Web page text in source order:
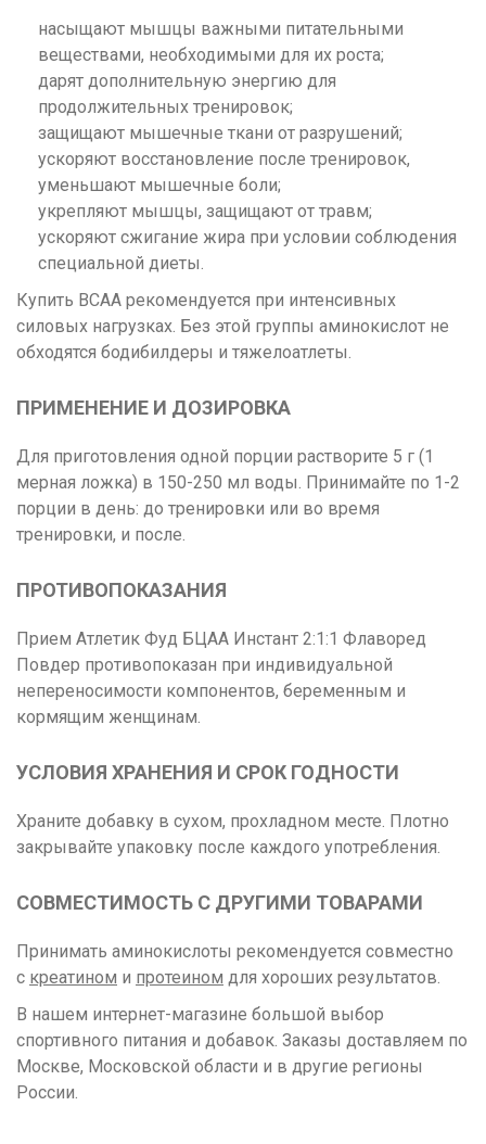
насыщают мышцы важными питательными
веществами, необходимыми для их роста;
дарят дополнительную энергию для
продолжительных тренировок;
защищают мышечные ткани от разрушений;
ускоряют восстановление после тренировок,
уменьшают мышечные боли;
укрепляют мышцы, защищают от травм;
ускоряют сжигание жира при условии соблюдения
специальной диеты.
Купить BCAA рекомендуется при интенсивных
силовых нагрузках. Без этой группы аминокислот не
обходятся бодибилдеры и тяжелоатлеты.
ПРИМЕНЕНИЕ И ДОЗИРОВКА
Для приготовления одной порции растворите 5 г (1
мерная ложка) в 150-250 мл воды. Принимайте по 1-2
порции в день: до тренировки или во время
тренировки, и после.
ПРОТИВОПОКАЗАНИЯ
Прием Атлетик Фуд БЦАА Инстант 2:1:1 Флаворед
Повдер противопоказан при индивидуальной
непереносимости компонентов, беременным и
кормящим женщинам.
УСЛОВИЯ ХРАНЕНИЯ И СРОК ГОДНОСТИ
Храните добавку в сухом, прохладном месте. Плотно
закрывайте упаковку после каждого употребления.
СОВМЕСТИМОСТЬ С ДРУГИМИ ТОВАРАМИ
Принимать аминокислоты рекомендуется совместно
с креатином и протеином для хороших результатов.
В нашем интернет-магазине большой выбор
спортивного питания и добавок. Заказы доставляем по
Москве, Московской области и в другие регионы
России.